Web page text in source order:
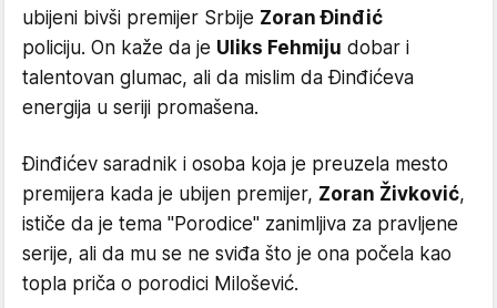
ubijeni bivši premijer Srbije Zoran Đinđić
policiju. On kaže da je Uliks Fehmiju dobar i
talentovan glumac, ali da mislim da Đinđićeva
energija u seriji promašena.
Đinđićev saradnik i osoba koja je preuzela mesto
premijera kada je ubijen premijer, Zoran Živković,
ističe da je tema "Porodice" zanimljiva za pravljene
serije, ali da mu se ne sviđa što je ona počela kao
topla priča o porodici Milošević.